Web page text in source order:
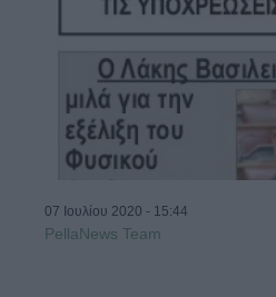
07 Ιουλίου 2020 - 15:44
PellaNews Team